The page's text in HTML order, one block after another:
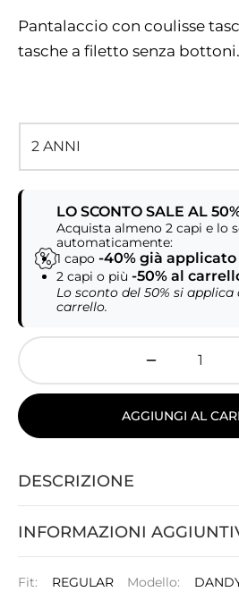
Pantalaccio con coulisse
tasche a filetto senza bottoni.
LO SCONTO SALE AL
Acquista almeno 2 capi e lo
automaticamente:
1 capo -40% già applicato
2 capi o più -50% al
Lo sconto del 50% si
carrello.
AGGIUNGI AL
DESCRIZIONE
INFORMAZIONI
Fit: REGULAR Modello: